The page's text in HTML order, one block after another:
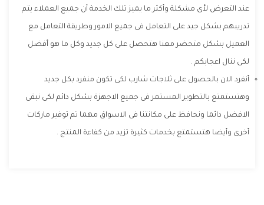
عند التعرض لأى مشكلة وأكثر ما يميز تلك الخدمة أن جميع العملاء يتم
تدريبهم بشكل جيد على التعامل فى جميع الامور وطريقة التعامل مع
العميل بشكل متحضر معنا هتحصل على كل جديد وكل ما هو أفضل
لكى ننال اعجابكم .
أنفرد الان بالحصول على ثلاجات شارب لكى تكون منفرد بكل جديد
وهتستمتع بالتطوير المستمر فى جميع الاجهزة بشكل دائم لكى نبقى
الافضل دائما ونحافظ على مكانتنا فى الاسواق مهما تم توفير ماركات
أخرى وأيضا هتستمتع بخدمات كثيرة تزيد من كفاءة المنتج .